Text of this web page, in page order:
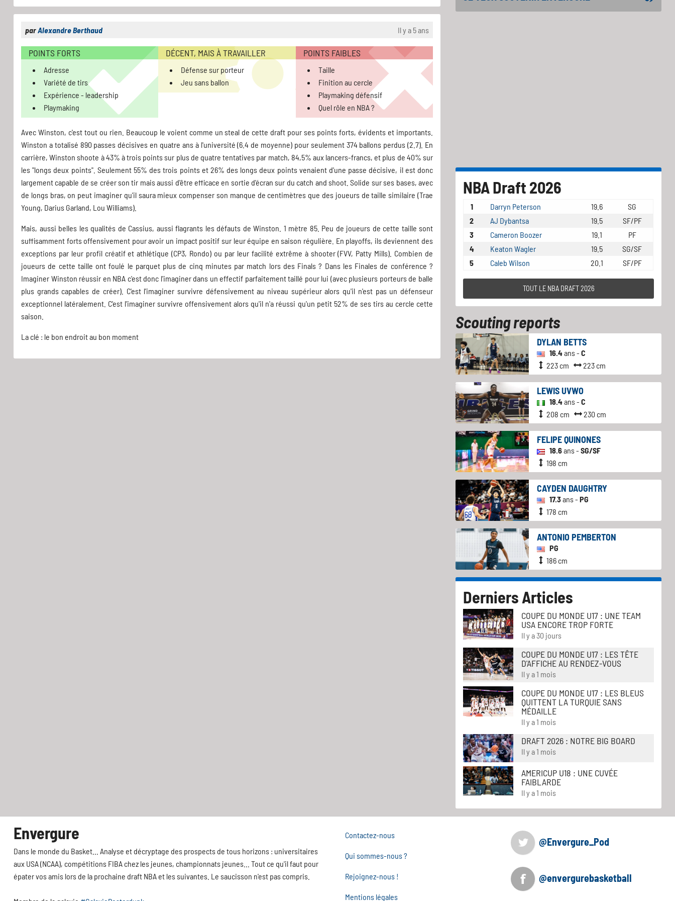
parAlexandre Berthaud Il y a 5 ans
POINTS FORTS
Adresse
Variété de tirs
Expérience - leadership
Playmaking
DÉCENT, MAIS À TRAVAILLER
Défense sur porteur
Jeu sans ballon
POINTS FAIBLES
Taille
Finition au cercle
Playmaking défensif
Quel rôle en NBA ?
Avec Winston, c'est tout ou rien. Beaucoup le voient comme un steal de cette draft pour ses points forts, évidents et importants.
Winston a totalisé 890 passes décisives en quatre ans à l'université (6.4 de moyenne) pour seulement 374 ballons perdus (2.7). En
carrière, Winston shoote à 43% à trois points sur plus de quatre tentatives par match, 84,5% aux lancers-francs, et plus de 40% sur
les "longs deux points". Seulement 55% des trois points et 26% des longs deux points venaient d'une passe décisive, il est donc
largement capable de se créer son tir mais aussi d'être efficace en sortie d'écran sur du catch and shoot. Solide sur ses bases, avec
de longs bras, on peut imaginer qu'il saura mieux compenser son manque de centimètres que des joueurs de taille similaire (Trae
Young, Darius Garland, Lou Williams).
Mais, aussi belles les qualités de Cassius, aussi flagrants les défauts de Winston. 1 mètre 85. Peu de joueurs de cette taille sont
suffisamment forts offensivement pour avoir un impact positif sur leur équipe en saison régulière. En playoffs, ils deviennent des
exceptions par leur profil créatif et athlétique (CP3, Rondo) ou par leur facilité extrême à shooter (FVV, Patty Mills). Combien de
joueurs de cette taille ont foulé le parquet plus de cinq minutes par match lors des Finals ? Dans les Finales de conférence ?
Imaginer Winston réussir en NBA c'est donc l'imaginer dans un effectif parfaitement taillé pour lui (avec plusieurs porteurs de balle
plus grands capables de créer). C'est l'imaginer survivre défensivement au niveau supérieur alors qu'il n'est pas un défenseur
exceptionnel latéralement. C'est l'imaginer survivre offensivement alors qu'il n'a réussi qu'un petit 52% de ses tirs au cercle cette
saison.
La clé : le bon endroit au bon moment
NBA Draft 2026
1 Darryn Peterson 19.6
SG
2
AJ Dybantsa 19.5
SF/PF
3
Cameron Boozer 19.1
PF
4
Keaton Wagler 19.5
SG/SF
5
Caleb Wilson 20.1 SF/PF
TOUT LE NBA DRAFT 2026
Scouting reports
DYLAN BETTS
16.4ans -C
223 cm
223 cm
LEWIS UVWO
18.4ans -C
208 cm
230 cm
FELIPE QUINONES
18.6ans -SG/SF
198 cm
CAYDEN DAUGHTRY
17.3ans -PG
178 cm
ANTONIO PEMBERTON
PG
186 cm
Derniers Articles
COUPE DU MONDE U17 : UNE TEAM
USA ENCORE TROP FORTE
Il y a 30 jours
COUPE DU MONDE U17 : LES TÊTE
D'AFFICHE AU RENDEZ-VOUS
Il y a 1 mois
COUPE DU MONDE U17 : LES BLEUS
QUITTENT LA TURQUIE SANS
MÉDAILLE
Il y a 1 mois
DRAFT 2026 : NOTRE BIG BOARD
Il y a 1 mois
AMERICUP U18 : UNE CUVÉE
FAIBLARDE
Il y a 1 mois
Envergure
Dans le monde du Basket... Analyse et décryptage des prospects de tous horizons : universitaires
aux USA (NCAA), compétitions FIBA chez les jeunes, championnats jeunes... Tout ce qu'il faut pour
épater vos amis lors de la prochaine draft NBA et les suivantes. Le saucisson n'est pas compris.
Contactez-nous
Qui sommes-nous ?
Rejoignez-nous !
Mentions légales
@Envergure_Pod
@envergurebasketball